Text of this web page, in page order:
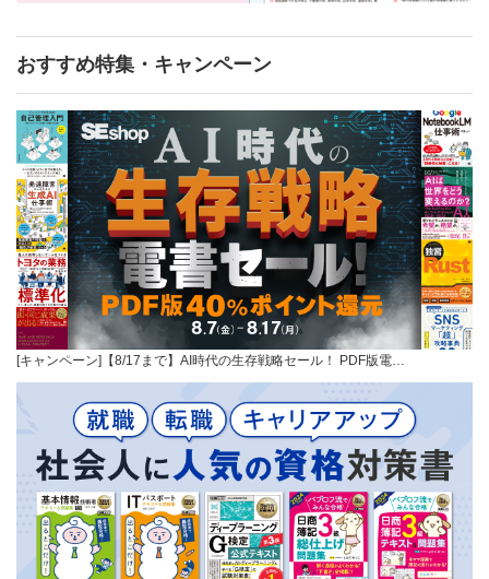
おすすめ特集・キャンペーン
[キャンペーン]【8/17まで】AI時代の生存戦略セール！ PDF版電…